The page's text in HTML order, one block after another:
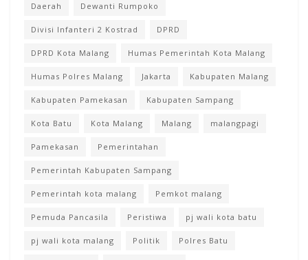
Daerah Dewanti Rumpoko
Divisi Infanteri 2 Kostrad DPRD
DPRD Kota Malang Humas Pemerintah Kota Malang
Humas Polres Malang Jakarta Kabupaten Malang
Kabupaten Pamekasan Kabupaten Sampang
Kota Batu Kota Malang Malang malangpagi
Pamekasan Pemerintahan
Pemerintah Kabupaten Sampang
Pemerintah kota malang Pemkot malang
Pemuda Pancasila Peristiwa pj wali kota batu
pj wali kota malang Politik Polres Batu